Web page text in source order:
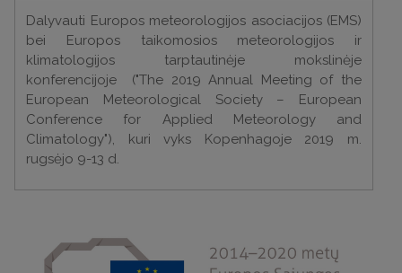
Dalyvauti Europos meteorologijos asociacijos (EMS)
bei Europos taikomosios meteorologijos ir
klimatologijos tarptautinėje mokslinėje
konferencijoje ("The 2019 Annual Meeting of the
European Meteorological Society – European
Conference for Applied Meteorology and
Climatology"), kuri vyks Kopenhagoje 2019 m.
rugsėjo 9-13 d.